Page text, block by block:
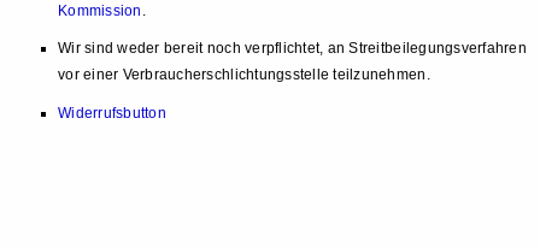
Kommission
Wir sind weder bereit noch verpflichtet, an Streitbeilegungsverfahren
vor einer Verbraucherschlichtungsstelle teilzunehmen.
Widerrufsbutton